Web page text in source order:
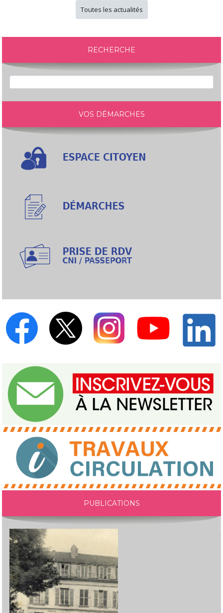
Toutes les actualités
RECHERCHE
VOS DÉMARCHES
PUBLICATIONS